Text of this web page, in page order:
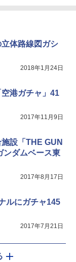
幅200 2-3人用 43
ン 山善] 傘みたいに
テント ブラックコ
メッシュ 3-4人用
ティング フルクロ
設置 ポップアップ
ルベージュ
策 自治体・教育機
ンプ・アウトドア・
本製 固まらない 1
ブルー)
体路線図ガシ
2018年1月24日
港ガチャ」41
2017年11月9日
設「THE GUN
ンダムベース東
2017年8月17日
ルにガチャ145
2017年7月21日